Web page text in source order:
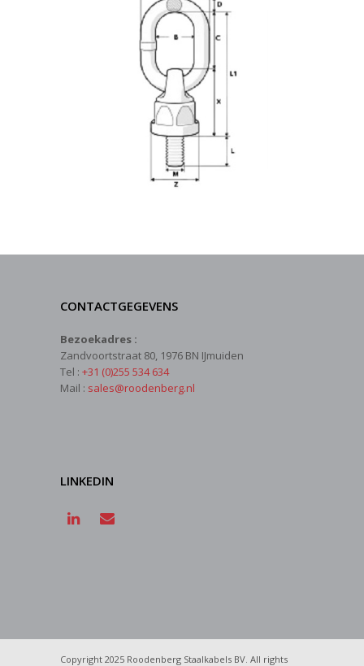
CONTACTGEGEVENS
Bezoekadres :
Zandvoortstraat 80, 1976 BN IJmuiden
Tel : +31 (0)255 534 634
Mail : sales@roodenberg.nl
LINKEDIN
Copyright 2025 Roodenberg Staalkabels BV. All rights